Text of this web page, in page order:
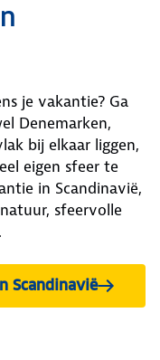
je vakantie? Ga
Denemarken,
bij elkaar liggen,
eigen sfeer te
in Scandinavië,
sfeervolle
Scandinavië